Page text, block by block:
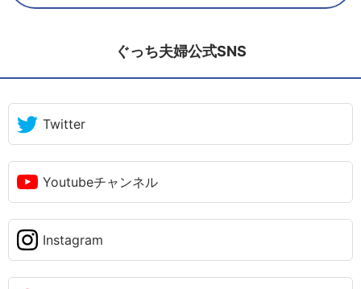
ぐっち夫婦公式SNS
Twitter
Youtubeチャンネル
Instagram